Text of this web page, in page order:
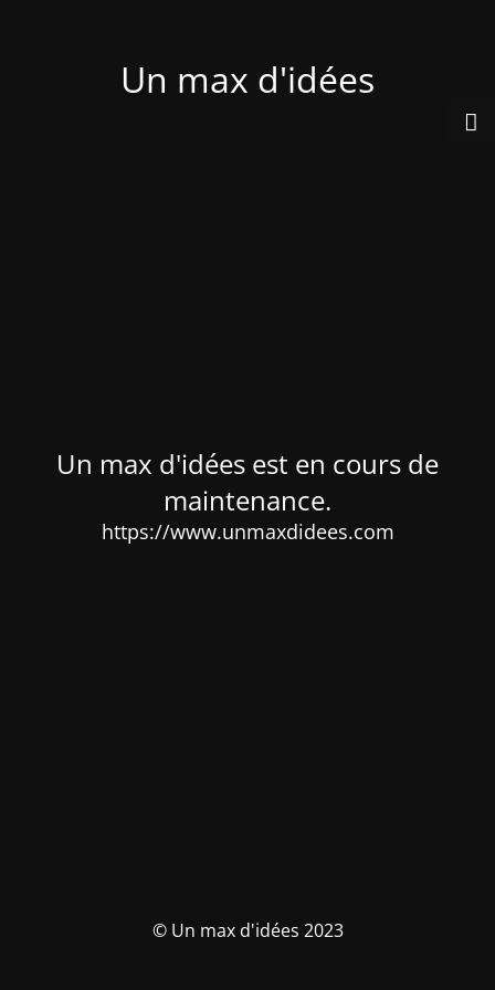
Un max d'idées
Un max d'idées est en cours de
maintenance.
https://www.unmaxdidees.com
© Un max d'idées 2023